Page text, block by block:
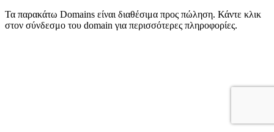
Τα παρακάτω Domains είναι διαθέσιμα προς πώληση. Κάντε κλικ
στον σύνδεσμο του domain για περισσότερες πληροφορίες.